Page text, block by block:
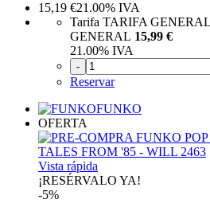
15,19 €21.00% IVA
Tarifa TARIFA
GENERAL 15,99 €
21.00% IVA
-
Reservar
FUNKO
OFERTA
Vista rápida
¡RESÉRVALO YA!
-5%